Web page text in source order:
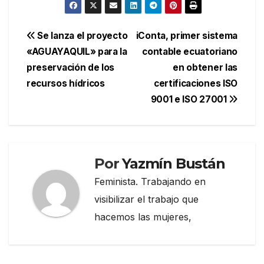
Navegación
de
entradas
iConta, primer sistema
contable ecuatoriano
en obtener las
certificaciones ISO
9001 e ISO 27001
Se lanza el proyecto
«AGUAYAQUIL» para la
preservación de los
recursos hídricos
PorYazmín Bustán
Feminista. Trabajando en
visibilizar el trabajo que
hacemos las mujeres,